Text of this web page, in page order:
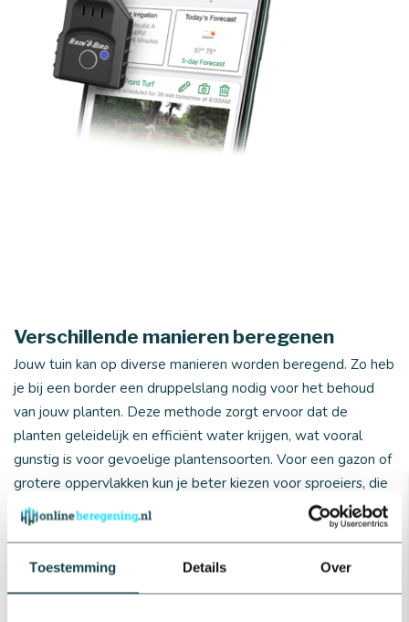
Toestemming Details Over
Verschillende manieren beregenen
Jouw tuin kan op diverse manieren worden beregend. Zo heb
je bij een border een druppelslang nodig voor het behoud
van jouw planten. Deze methode zorgt ervoor dat de
planten geleidelijk en efficiënt water krijgen, wat vooral
gunstig is voor gevoelige plantensoorten. Voor een gazon of
grotere oppervlakken kun je beter kiezen voor sproeiers, die
een gelijkmatige verdeling van water over het hele gebied
garanderen. Dit is ideaal om het gras gezond te houden
Bestel onzecomplete beregeningssets.Deze sets bevatten